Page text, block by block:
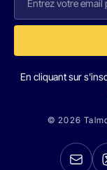
En cliquant sur
© 2026